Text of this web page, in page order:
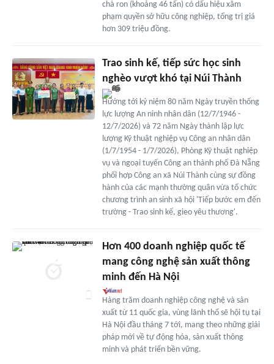
chà ron (khoảng 46 tấn) có dấu hiệu xâm
phạm quyền sở hữu công nghiệp, tổng trị giá
hơn 309 triệu đồng.
Trao sinh kế, tiếp sức học sinh
nghèo vượt khó tại Núi Thành
Hướng tới kỷ niệm 80 năm Ngày truyền thống
lực lượng An ninh nhân dân (12/7/1946 -
12/7/2026) và 72 năm Ngày thành lập lực
lượng Kỹ thuật nghiệp vụ Công an nhân dân
(1/7/1954 - 1/7/2026), Phòng Kỹ thuật nghiệp
vụ và ngoại tuyến Công an thành phố Đà Nẵng
phối hợp Công an xã Núi Thành cùng sự đồng
hành của các mạnh thường quân vừa tổ chức
chương trình an sinh xã hội 'Tiếp bước em đến
trường - Trao sinh kế, gieo yêu thương'.
Hơn 400 doanh nghiệp quốc tế
mang công nghệ sản xuất thông
minh đến Hà Nội
Hàng trăm doanh nghiệp công nghệ và sản
xuất từ 11 quốc gia, vùng lãnh thổ sẽ hội tụ tại
Hà Nội đầu tháng 7 tới, mang theo những giải
pháp mới về tự động hóa, sản xuất thông
minh và phát triển bền vững.